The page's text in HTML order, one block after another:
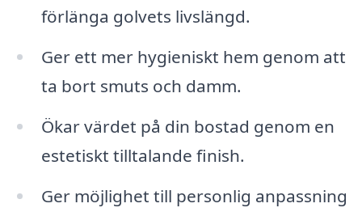
förlänga golvets livslängd.
Ger ett mer hygieniskt hem genom att
ta bort smuts och damm.
Ökar värdet på din bostad genom en
estetiskt tilltalande finish.
Ger möjlighet till personlig anpassning